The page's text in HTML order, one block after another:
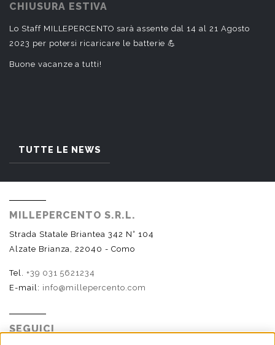
CHIUSURA ESTIVA
Lo Staff MILLEPERCENTO sarà assente dal 14 al 21 Agosto
2023 per potersi ricaricare le batterie 💪
Buone vacanze a tutti!
TUTTE LE NEWS
MILLEPERCENTO S.R.L.
Strada Statale Briantea 342 N° 104
Alzate Brianza, 22040 - Como
Tel. +39 031 5621234
E-mail: info@millepercento.com
SEGUICI